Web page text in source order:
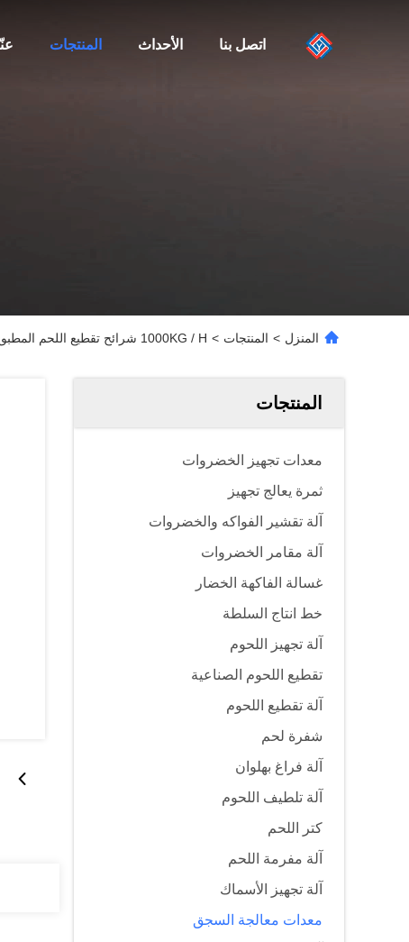
المنتجات الأحداث اتصل بنا
المنزل > المنتجات > 1000KG / H شرائح تقطيع اللحم المطبوخ 60 مم
المنتجات
معدات تجهيز الخضروات
ثمرة يعالج تجهيز
آلة تقشير الفواكه والخضروات
آلة مقامر الخضروات
غسالة الفاكهة الخضار
خط انتاج السلطة
آلة تجهيز اللحوم
تقطيع اللحوم الصناعية
آلة تقطيع اللحوم
شفرة لحم
آلة فراغ بهلوان
آلة تلطيف اللحوم
كتر اللحم
آلة مفرمة اللحم
آلة تجهيز الأسماك
معدات معالجة السجق